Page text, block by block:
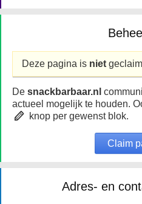
Deze pagina is niet
De snackbarbaar.nl
actueel mogelijk te houden.
knop per gewenst blok.
Claim
Adres- en